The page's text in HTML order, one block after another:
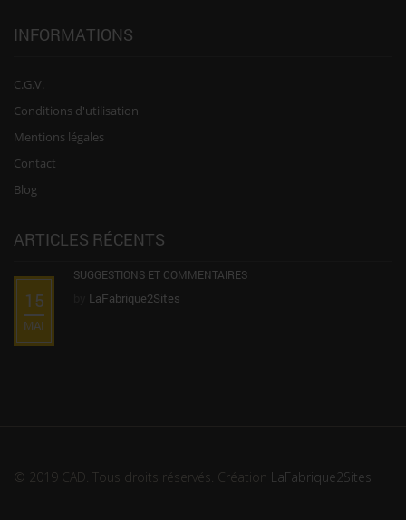
INFORMATIONS
C.G.V.
Conditions d'utilisation
Mentions légales
Contact
Blog
ARTICLES RÉCENTS
15
MAI
SUGGESTIONS ET COMMENTAIRES
LaFabrique2Sites
© 2019 CAD. Tous droits réservés. Création LaFabrique2Sites